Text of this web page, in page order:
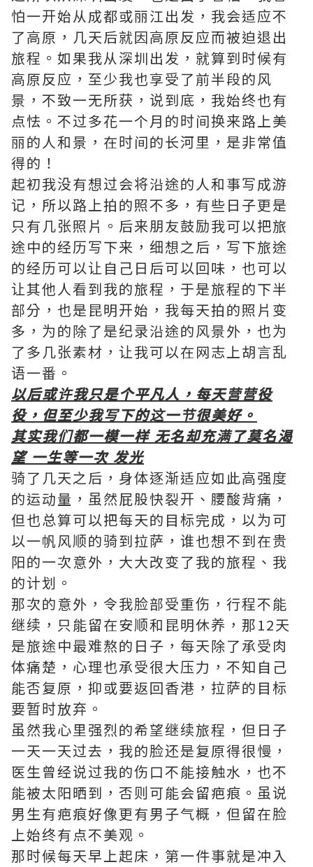
怕一开始从成都或丽江出发，我会适应不
了高原，几天后就因高原反应而被迫退出
旅程。如果我从深圳出发，就算到时候有
高原反应，至少我也享受了前半段的风
景，不致一无所获，说到底，我始终也有
点怯。不过多花一个月的时间换来路上美
丽的人和景，在时间的长河里，是非常值
得的！
起初我没有想过会将沿途的人和事写成游
记，所以路上拍的照不多，有些日子更是
只有几张照片。后来朋友鼓励我可以把旅
途中的经历写下来，细想之后，写下旅途
的经历可以让自己日后可以回味，也可以
让其他人看到我的旅程，于是旅程的下半
部分，也是昆明开始，我每天拍的照片变
多，为的除了是纪录沿途的风景外，也为
了多几张素材，让我可以在网志上胡言乱
语一番。
以后或许我只是个平凡人，每天营营役
役，但至少我写下的这一节很美好。
其实我们都一模一样 无名却充满了莫名渴
望 一生等一次 发光
骑了几天之后，身体逐渐适应如此高强度
的运动量，虽然屁股快裂开、腰酸背痛，
但也总算可以把每天的目标完成，以为可
以一帆风顺的骑到拉萨，谁也想不到在贵
阳的一次意外，大大改变了我的旅程、我
的计划。
那次的意外，令我脸部受重伤，行程不能
继续，只能留在安顺和昆明休养，那12天
是旅途中最难熬的日子，每天除了承受肉
体痛楚，心理也承受很大压力，不知自己
能否复原，抑或要返回香港，拉萨的目标
要暂时放弃。
虽然我心里强烈的希望继续旅程，但日子
一天一天过去，我的脸还是复原得很慢，
医生曾经说过我的伤口不能接触水，也不
能被太阳晒到，否则可能会留疤痕。虽说
男生有疤痕好像更有男子气概，但留在脸
上始终有点不美观。
那时候每天早上起床，第一件事就是冲入